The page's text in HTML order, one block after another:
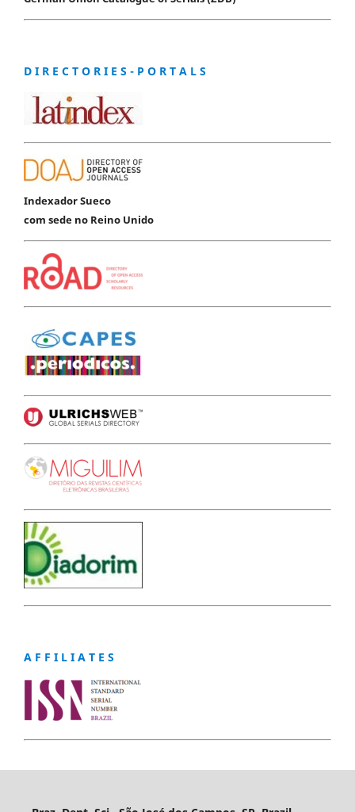
D I R E C T O R I E S - P O R T A L S
Indexador Sueco
com sede no Reino Unido
A F F I L I A T E S